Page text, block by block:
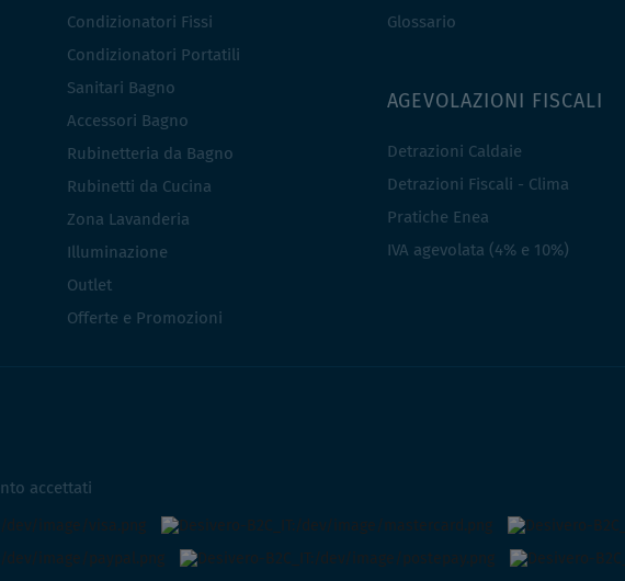
Condizionatori Fissi
Condizionatori Portatili
Sanitari Bagno
Accessori Bagno
Rubinetteria da Bagno
Rubinetti da Cucina
Zona Lavanderia
Illuminazione
Outlet
Offerte e Promozioni
Glossario
AGEVOLAZIONI FISCALI
Detrazioni Caldaie
Detrazioni Fiscali - Clima
Pratiche Enea
IVA agevolata (4% e 10%)
accettati